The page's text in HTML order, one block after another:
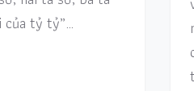
của tỷ tỷ”…